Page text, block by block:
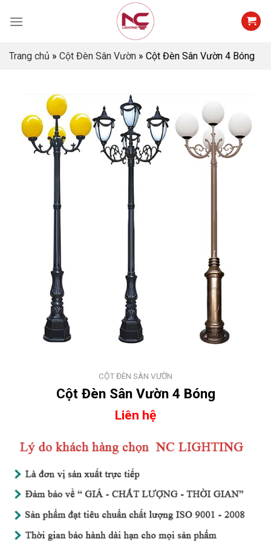
Trang chủ » Cột Đèn Sân Vườn » Cột Đèn Sân Vườn 4 Bóng
CỘT ĐÈN SÂN VƯỜN
Cột Đèn Sân Vườn 4 Bóng
Liên hệ